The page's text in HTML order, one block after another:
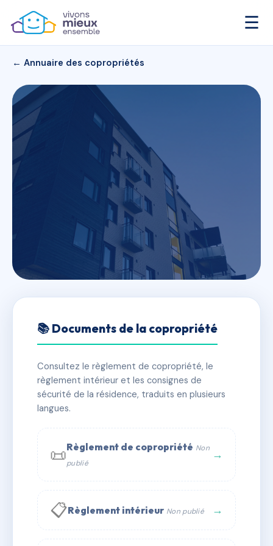
☰
← Annuaire des copropriétés
64 Notre-Dame
✓ Immatriculée 🏠 5 lots 🏗 1 bâtiment(s)
📞 Contacter Syndic Digital
📚 Documents de la copropriété
Consultez le règlement de copropriété, le
règlement intérieur et les consignes de
sécurité de la résidence, traduits en plusieurs
langues.
📜Règlement de copropriété Non
publié
→
📋Règlement intérieur Non publié →